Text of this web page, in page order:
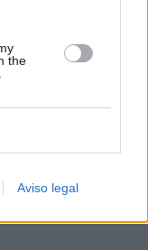
the
Aviso legal